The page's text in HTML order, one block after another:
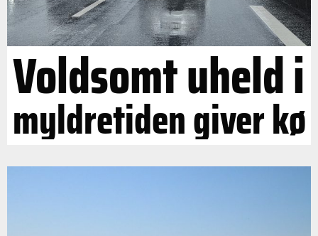
Voldsomt uheld i
myldretiden giver kø